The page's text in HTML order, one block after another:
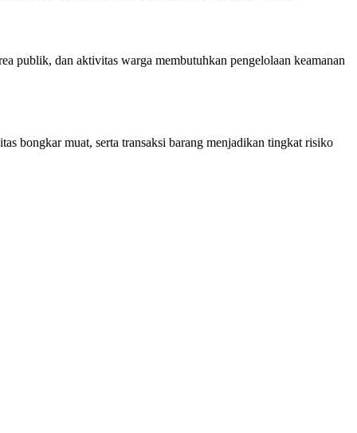
publik, dan aktivitas warga membutuhkan pengelolaan keamanan
bongkar muat, serta transaksi barang menjadikan tingkat risiko